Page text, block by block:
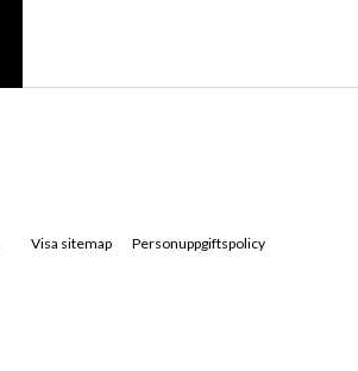
Visa sitemap Personuppgiftspolicy